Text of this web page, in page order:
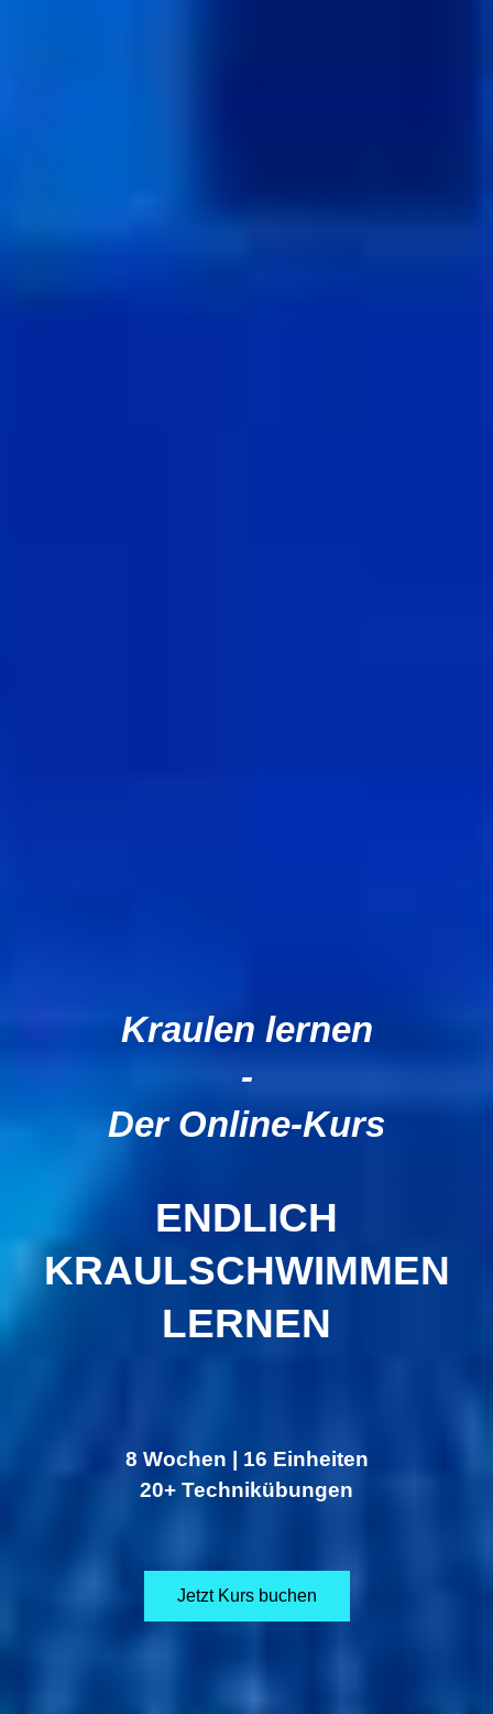
Kraulen lernen
-
Der Online-Kurs
ENDLICH
KRAULSCHWIMMEN
LERNEN
8 Wochen | 16 Einheiten
20+ Technikübungen
Jetzt Kurs buchen